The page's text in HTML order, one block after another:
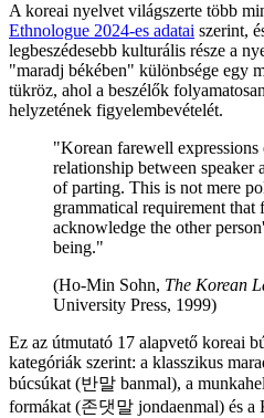
A koreai nyelvet világszerte több
Ethnologue 2024-es adatai szerint,
legbeszédesebb kulturális része a
"maradj békében" különbsége egy
tükröz, ahol a beszélők
helyzetének figyelembevételét.
"Korean farewell expressions
relationship between speaker
of parting. This is not mere
grammatical requirement that
acknowledge the other
being."
(Ho-Min Sohn, The Korean
University Press, 1999)
Ez az útmutató 17 alapvető koreai
kategóriák szerint: a klasszikus
búcsúkat (반말 banmal), a
formákat (존댓말 jondaenmal) és a